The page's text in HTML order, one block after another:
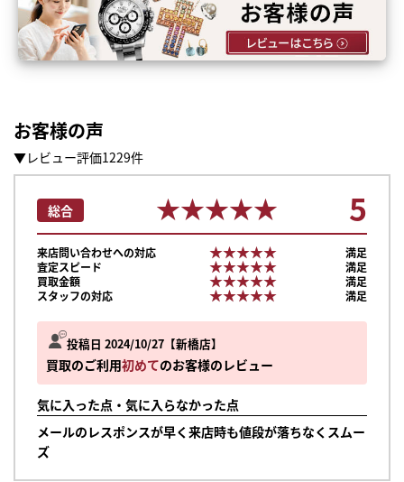
お客様の声
▼レビュー評価1229件
投稿日 2024/10/27 新橋店
買取のご利用初めてのお客様のレビュー
気に入った点・気に入らなかった点
メールのレスポンスが早く来店時も値段が落ちなくスムー
ズ
総合 ★★★★★
★★★★★ 5
来店問い合わせへの対応 ★★★★★
★★★★★
満足
査定スピード
★★★★★
★★★★★
満足
買取金額
★★★★★
★★★★★
満足
スタッフの対応
★★★★★
★★★★★ 満足